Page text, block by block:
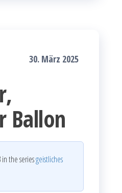
30. März 2025
Ballon
in the seriesgeistliches